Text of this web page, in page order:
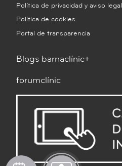
Pedir Solicitar
Política de privacidad y aviso legal
Política de cookies
Portal de transparencia
Blogs barnaclínic+
forumclínic